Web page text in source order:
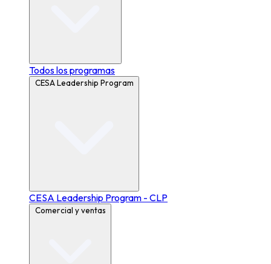
Todos los programas
CESA Leadership Program
CESA Leadership Program - CLP
Comercial y ventas